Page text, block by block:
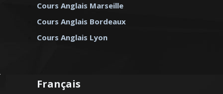
Cours Anglais Marseille
Cours Anglais Bordeaux
Cours Anglais Lyon
Français